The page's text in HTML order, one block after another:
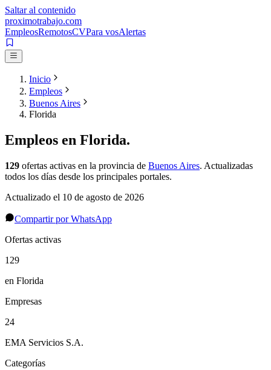
Saltar al contenido
proximotrabajo.com
EmpleosRemotosCVPara vosAlertas
Inicio
Empleos
Buenos Aires
Florida
Empleos en Florida.
129 ofertas activas en la provincia de Buenos Aires. Actualizadas
todos los días desde los principales portales.
Actualizado el 10 de agosto de 2026
Compartir por WhatsApp
Ofertas activas
129
en Florida
Empresas
24
EMA Servicios S.A.
Categorías